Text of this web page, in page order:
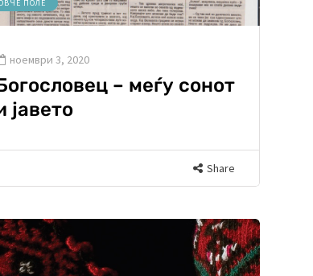
ПОЛЕ
ноември 3, 2020
– меѓу сонот
јавето
Share